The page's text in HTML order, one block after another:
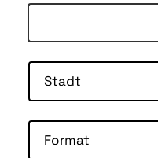
Stadt
Format